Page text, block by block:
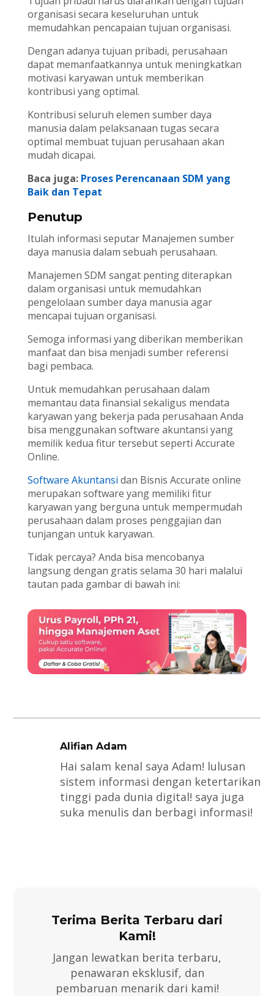
organisasi secara keseluruhan untuk
memudahkan pencapaian tujuan organisasi.
Dengan adanya tujuan pribadi, perusahaan
dapat memanfaatkannya untuk meningkatkan
motivasi karyawan untuk memberikan
kontribusi yang optimal.
Kontribusi seluruh elemen sumber daya
manusia dalam pelaksanaan tugas secara
optimal membuat tujuan perusahaan akan
mudah dicapai.
Baca juga: Proses Perencanaan SDM yang
Baik dan Tepat
Penutup
Itulah informasi seputar Manajemen sumber
daya manusia dalam sebuah perusahaan.
Manajemen SDM sangat penting diterapkan
dalam organisasi untuk memudahkan
pengelolaan sumber daya manusia agar
mencapai tujuan organisasi.
Semoga informasi yang diberikan memberikan
manfaat dan bisa menjadi sumber referensi
bagi pembaca.
Untuk memudahkan perusahaan dalam
memantau data finansial sekaligus mendata
karyawan yang bekerja pada perusahaan Anda
bisa menggunakan software akuntansi yang
memilik kedua fitur tersebut seperti Accurate
Online.
Software Akuntansi dan Bisnis Accurate online
merupakan software yang memiliki fitur
karyawan yang berguna untuk mempermudah
perusahaan dalam proses penggajian dan
tunjangan untuk karyawan.
Tidak percaya? Anda bisa mencobanya
langsung dengan gratis selama 30 hari malalui
tautan pada gambar di bawah ini:
Alifian Adam
Hai salam kenal saya Adam! lulusan
sistem informasi dengan ketertarikan
tinggi pada dunia digital! saya juga
suka menulis dan berbagi informasi!
Terima Berita Terbaru dari
Kami!
Jangan lewatkan berita terbaru,
penawaran eksklusif, dan
pembaruan menarik dari kami!